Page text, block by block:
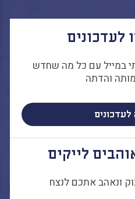
לעדכונים
במייל עם כל מה שחדש
והדתה
לייקים
ונאהב אתכם לנצח